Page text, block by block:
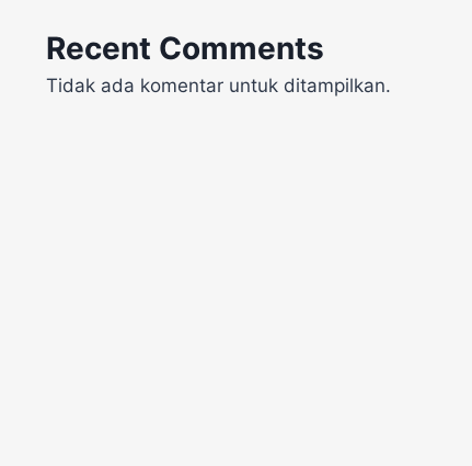
Recent Comments
Tidak ada komentar untuk ditampilkan.